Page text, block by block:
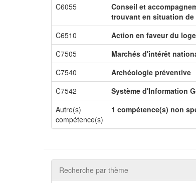
C6055
Conseil et
trouvant en situation
C6510 Action en faveur du
C7505 Marchés d'intérêt
C7540 Archéologie préventive
C7542 Système d'Information
Autre(s)
compétence(s)
1 compétence(s) non
Recherche par thème